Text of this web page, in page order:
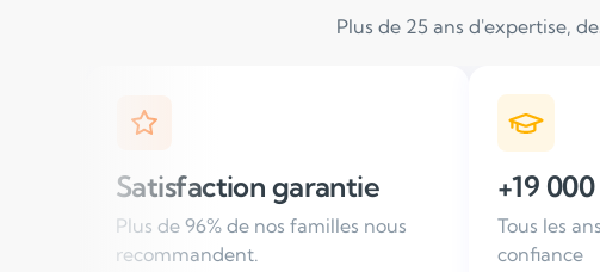
Plus de 25 ans d'expertise,
garantie
familles nous
+19 000 élèves suivis / an
Tous les ans, des familles nous font
confiance